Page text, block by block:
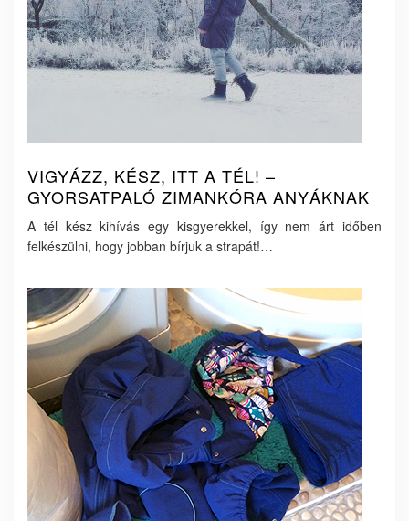
VIGYÁZZ, KÉSZ, ITT A TÉL! –
GYORSATPALÓ ZIMANKÓRA ANYÁKNAK
A tél kész kihívás egy kisgyerekkel, így nem árt időben
felkészülni, hogy jobban bírjuk a strapát!…